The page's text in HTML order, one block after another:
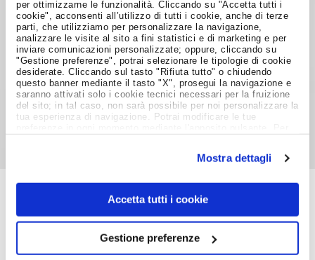
per ottimizzarne le funzionalità. Cliccando su "Accetta tutti i
cookie", acconsenti all’utilizzo di tutti i cookie, anche di terze
parti, che utilizziamo per personalizzare la navigazione,
analizzare le visite al sito a fini statistici e di marketing e per
inviare comunicazioni personalizzate; oppure, cliccando su
"Gestione preferenze", potrai selezionare le tipologie di cookie
desiderate. Cliccando sul tasto "Rifiuta tutto" o chiudendo
questo banner mediante il tasto "X", prosegui la navigazione e
saranno attivati solo i cookie tecnici necessari per la fruizione
del sito; in tal caso, non sarà possibile per noi personalizzare la
tua esperienza di navigazione. Potrai modificare le tue
Mostra dettagli
Accetta tutti i cookie
Gestione preferenze
Raffaella Giuri
23 novembre 2010
Condividi su:
Job Meeting
MAGAZINE